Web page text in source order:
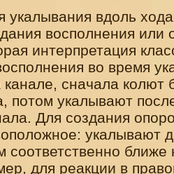
укалывания вдоль
восполнения или
интерпретация
во время
канале, сначала колют
потом укалывают
Для создания
укалывают
соответственно ближе
для реакции в